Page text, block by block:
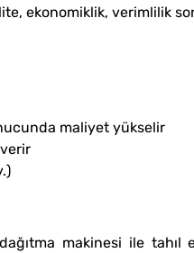
ekonomiklik, verimlilik
maliyet yükselir
makinesi ile